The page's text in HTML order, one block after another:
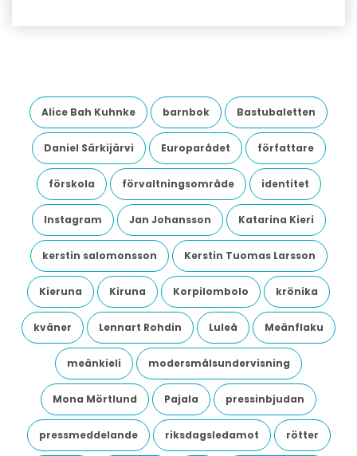
Alice Bah Kuhnke barnbok Bastubaletten
Daniel Särkijärvi Europarådet författare
förskola förvaltningsområde identitet
Instagram Jan Johansson Katarina Kieri
kerstin salomonsson Kerstin Tuomas Larsson
Kieruna Kiruna Korpilombolo krönika
kväner Lennart Rohdin Luleå Meänflaku
meänkieli modersmålsundervisning
Mona Mörtlund Pajala pressinbjudan
pressmeddelande riksdagsledamot rötter